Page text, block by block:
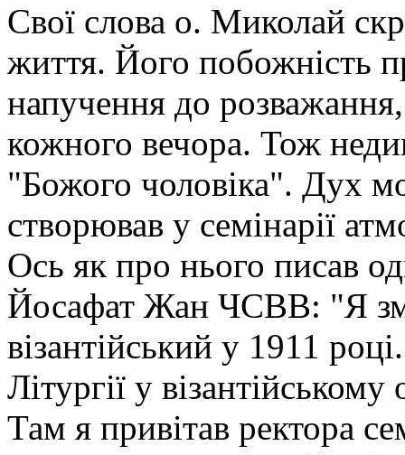
Свої слова о. Миколай
життя. Його побожність
напучення до
кожного вечора. Тож
"Божого чоловіка". Дух
створював у семінарії
Ось як про нього писав
Йосафат Жан ЧСВВ: "Я
візантійський у 1911
Літургії у
Там я привітав ректора